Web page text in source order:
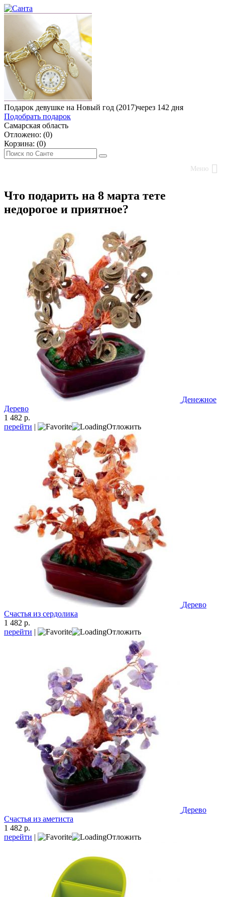
Подарок девушке на Новый год (2017)через 142 дня
Подобрать подарок
Самарская область
Отложено: (0)
Корзина: (0)
Меню
Что подарить на 8 марта тете
недорогое и приятное?
Денежное
Дерево
1 482 р.
перейти | Отложить
Дерево
Счастья из сердолика
1 482 р.
перейти | Отложить
Дерево
Счастья из аметиста
1 482 р.
перейти | Отложить